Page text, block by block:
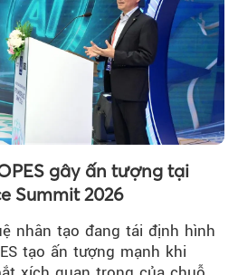
Theo
gây ấn tượng tại
Summit 2026
nhân tạo đang tái định hình
tạo ấn tượng mạnh khi